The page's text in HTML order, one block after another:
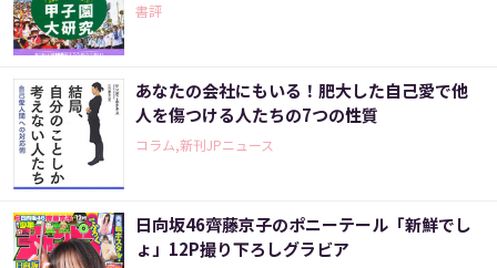
書評
あなたの会社にもいる！肥大した自己愛で他
人を傷つける人たちの7つの性質
コラム,新刊JPニュース
日向坂46齊藤京子のポニーテール「新鮮でし
ょ」12P撮り下ろしグラビア